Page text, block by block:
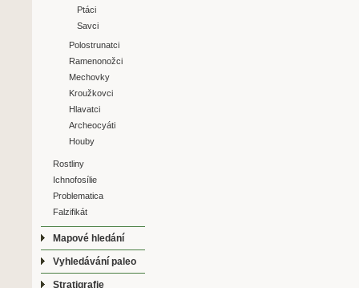
Ptáci
Savci
Polostrunatci
Ramenonožci
Mechovky
Kroužkovci
Hlavatci
Archeocyáti
Houby
Rostliny
Ichnofosílie
Problematica
Falzifikát
Mapové hledání
Vyhledávání paleo
Stratigrafie